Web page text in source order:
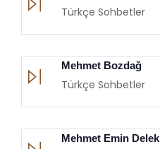
Türkçe Sohbetler
Mehmet Bozdağ
Türkçe Sohbetler
Mehmet Emin Delek